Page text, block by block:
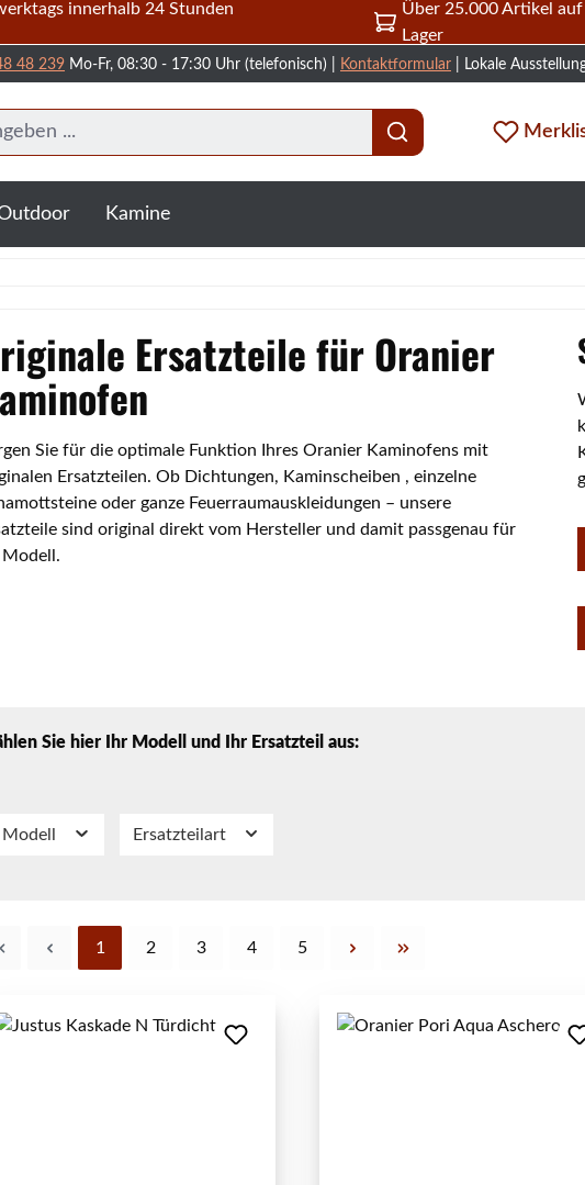
innerhalb 24 Stunden
Über 25.000 Artikel auf
Lager
48 239 Mo-Fr, 08:30 - 17:30 Uhr (telefonisch) | Kontaktformular | Lokale
Kamine
Ersatzteile für Oranier
Sie für die optimale Funktion Ihres Oranier Kaminofens mit
Ersatzteilen. Ob Dichtungen, Kaminscheiben , einzelne
oder ganze Feuerraumauskleidungen – unsere
sind original direkt vom Hersteller und damit passgenau für
Modell.
Sie hier Ihr Modell und Ihr Ersatzteil aus:
Modell Ersatzteilart
Seite
1 Seite
2 Seite
3 Seite
4 Seite
5